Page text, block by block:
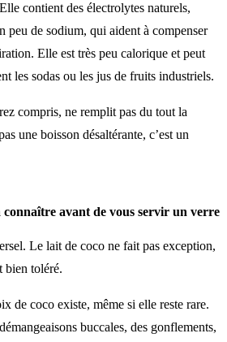
contient des électrolytes naturels,
peu de sodium, qui aident à compenser
Elle est très peu calorique et peut
les sodas ou les jus de fruits industriels.
compris, ne remplit pas du tout la
une boisson désaltérante, c’est un
avant de vous servir un verre
Le lait de coco ne fait pas exception,
bien toléré.
de coco existe, même si elle reste rare.
buccales, des gonflements,